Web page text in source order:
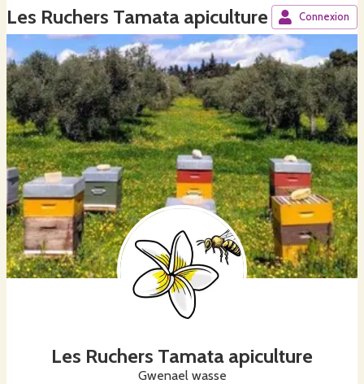
Les Ruchers Tamata apiculture Connexion
Les Ruchers Tamata apiculture
Gwenael wasse